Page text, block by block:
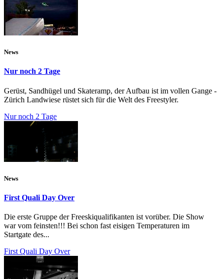
News
Nur noch 2 Tage
Gerüst, Sandhügel und Skateramp, der Aufbau ist im vollen Gange -
Zürich Landwiese rüstet sich für die Welt des Freestyler.
Nur noch 2 Tage
News
First Quali Day Over
Die erste Gruppe der Freeskiqualifikanten ist vorüber. Die Show
war vom feinsten!!! Bei schon fast eisigen Temperaturen im
Startgate des...
First Quali Day Over